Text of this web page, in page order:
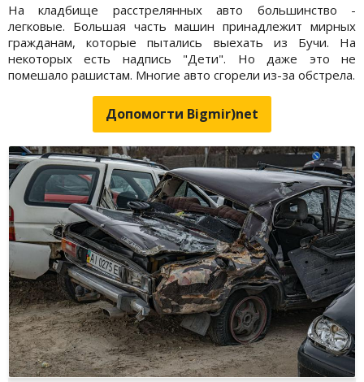
На кладбище расстрелянных авто большинство -
легковые. Большая часть машин принадлежит мирных
гражданам, которые пытались выехать из Бучи. На
некоторых есть надпись "Дети". Но даже это не
помешало рашистам. Многие авто сгорели из-за обстрела.
Допомогти Bigmir)net